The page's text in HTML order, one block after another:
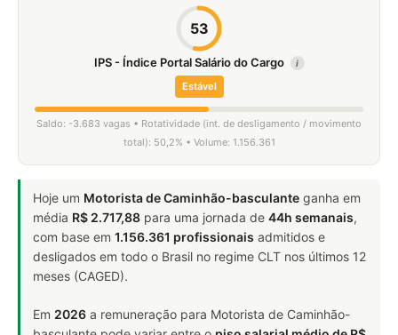
53
IPS - Índice Portal Salário do Cargo i
Estável
Saldo: -3.683 vagas • Rotatividade (int. de desligamento / movimento
total): 50,2% • Volume: 1.156.361
Hoje um Motorista de Caminhão-basculante ganha em
média R$ 2.717,88 para uma jornada de 44h semanais,
com base em 1.156.361 profissionais admitidos e
desligados em todo o Brasil no regime CLT nos últimos 12
meses (CAGED).
Em 2026 a remuneração para Motorista de Caminhão-